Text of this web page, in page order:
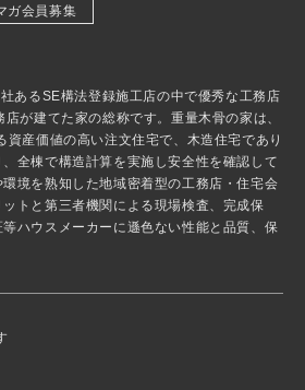
ガ会員募集
あるSE構法登録施工店の中で優秀な工務店
が建てた家の総称です。重量木骨の家は、
資産価値の高い注文住宅で、木造住宅であり
全棟で構造計算を実施し安全性を確認して
境を熟知した地域密着型の工務店・住宅会
トと第三者機関による現場検査、完成保
ハウスメーカーに遜色ない性能と品質、保